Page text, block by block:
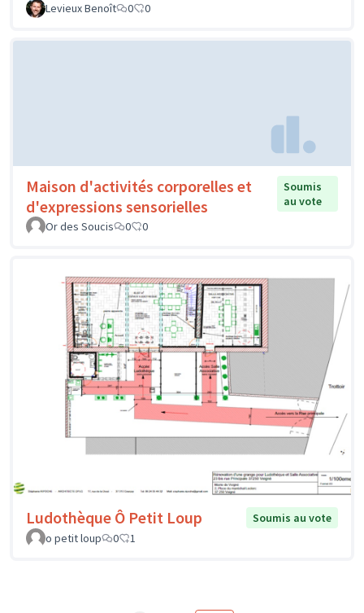
Levieux Benoît 0 0
Maison d'activités corporelles et
d'expressions sensorielles
Soumis
au vote
Or des Soucis
0 0
Ludothèque Ô Petit Loup
Soumis au vote
o petit loup
0 1